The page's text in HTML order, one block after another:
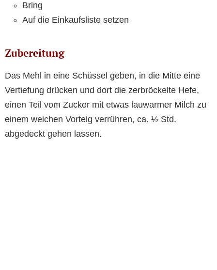
Bring
Auf die Einkaufsliste setzen
Zubereitung
Das Mehl in eine Schüssel geben, in die Mitte eine
Vertiefung drücken und dort die zerbröckelte Hefe,
einen Teil vom Zucker mit etwas lauwarmer Milch zu
einem weichen Vorteig verrühren, ca. ½ Std.
abgedeckt gehen lassen.